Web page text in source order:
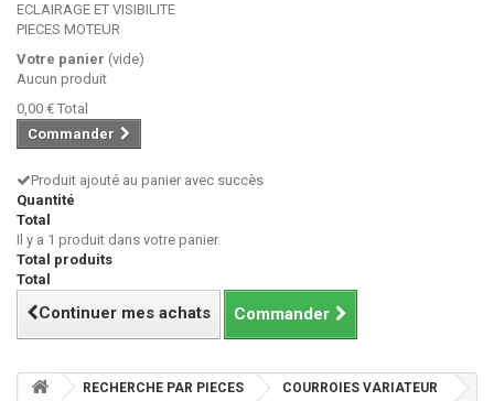
ECLAIRAGE ET VISIBILITE
PIECES MOTEUR
Votre panier (vide)
Aucun produit
0,00 € Total
Commander
Produit ajouté au panier avec succès
Quantité
Total
Il y a 1 produit dans votre panier.
Total produits
Total
Continuer mes achats Commander
RECHERCHE PAR PIECES
COURROIES VARIATEUR